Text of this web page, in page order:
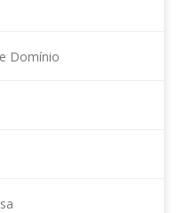
Domínio